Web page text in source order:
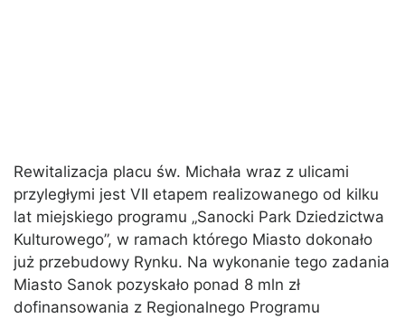
Rewitalizacja placu św. Michała wraz z ulicami
przyległymi jest VII etapem realizowanego od kilku
lat miejskiego programu „Sanocki Park Dziedzictwa
Kulturowego”, w ramach którego Miasto dokonało
już przebudowy Rynku. Na wykonanie tego zadania
Miasto Sanok pozyskało ponad 8 mln zł
dofinansowania z Regionalnego Programu